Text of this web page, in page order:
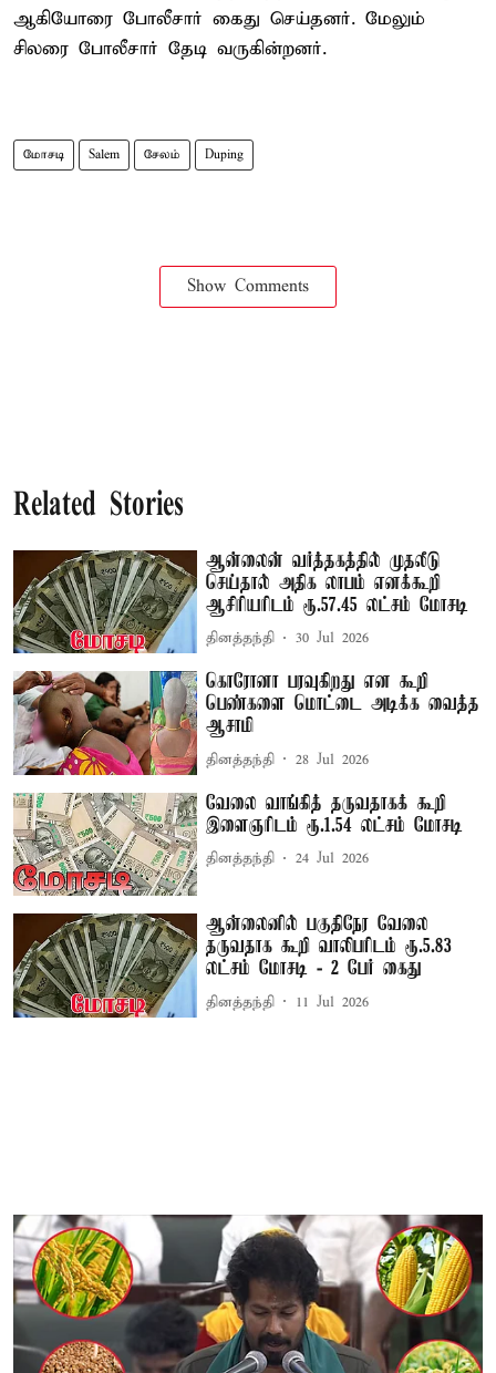
ஆகியோரை போலீசார் கைது செய்தனர். மேலும்
சிலரை போலீசார் தேடி வருகின்றனர்.
மோசடி Salem சேலம் Duping
Show Comments
Related Stories
ஆன்லைன் வர்த்தகத்தில் முதலீடு
செய்தால் அதிக லாபம் எனக்கூறி
ஆசிரியரிடம் ரூ.57.45 லட்சம் மோசடி
தினத்தந்தி 30 Jul 2026
கொரோனா பரவுகிறது என கூறி
பெண்களை மொட்டை அடிக்க வைத்த
ஆசாமி
தினத்தந்தி 28 Jul 2026
வேலை வாங்கித் தருவதாகக் கூறி
இளைஞரிடம் ரூ.1.54 லட்சம் மோசடி
தினத்தந்தி 24 Jul 2026
ஆன்லைனில் பகுதிநேர வேலை
தருவதாக கூறி வாலிபரிடம் ரூ.5.83
லட்சம் மோசடி - 2 பேர் கைது
தினத்தந்தி 11 Jul 2026